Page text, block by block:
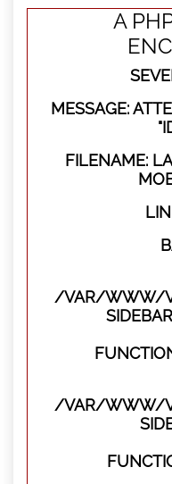
A
MESSAGE:
FILENAME:
/VAR/WWW/
/VAR/WWW/